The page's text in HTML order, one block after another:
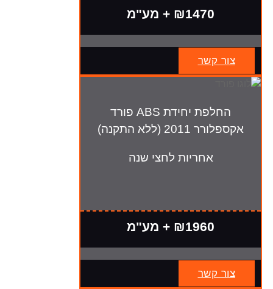
₪1470 + מע"מ
צור קשר
החלפת יחידת ABS פורד
אקספלורר 2011 (ללא התקנה)
אחריות לחצי שנה
₪1960 + מע"מ
צור קשר